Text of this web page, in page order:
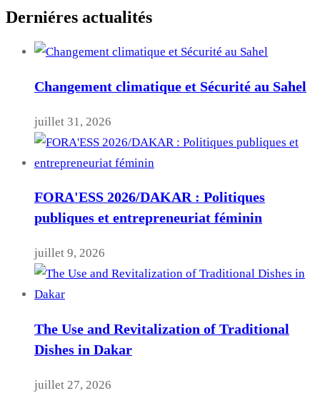
Derniéres actualités
Changement climatique et Sécurité au Sahel
juillet 31, 2026
FORA'ESS 2026/DAKAR : Politiques
publiques et entrepreneuriat féminin
juillet 9, 2026
The Use and Revitalization of Traditional
Dishes in Dakar
juillet 27, 2026